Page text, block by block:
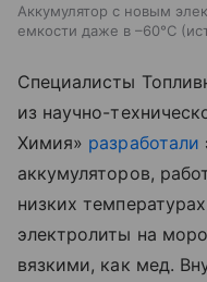
Аккумулятор с новым
емкости даже в –60°C
Специалисты
из научно-
Химия» разработали
аккумуляторов,
низких
электролиты на
вязкими, как мед.